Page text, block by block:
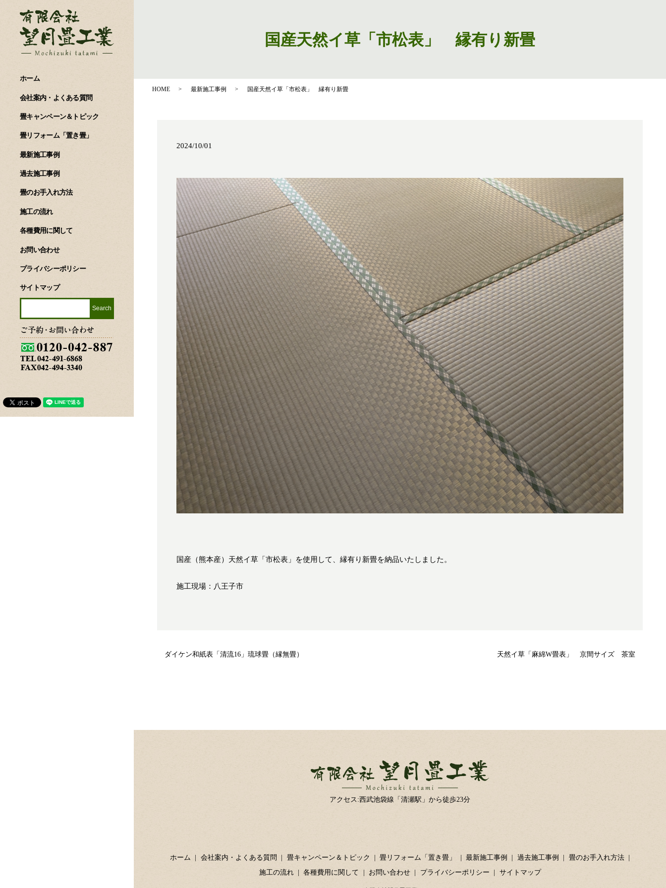
国産天然イ草「市松表」 縁有り新畳
HOME 最新施工事例 国産天然イ草「市松表」 縁有り新畳
2024/10/01
国産（熊本産）天然イ草「市松表」を使用して、縁有り新畳を納品いたしました。
施工現場：八王子市
ダイケン和紙表「清流16」琉球畳（縁無畳） 天然イ草「麻綿W畳表」 京間サイズ 茶室
ホーム
会社案内・よくある質問
畳キャンペーン＆トピック
畳リフォーム「置き畳」
最新施工事例
過去施工事例
畳のお手入れ方法
施工の流れ
各種費用に関して
お問い合わせ
プライバシーポリシー
サイトマップ
アクセス:西武池袋線「清瀬駅」から徒歩23分
ホーム 会社案内・よくある質問 畳キャンペーン＆トピック 畳リフォーム「置き畳」 最新施工事例 過去施工事例
畳のお手入れ方法
施工の流れ
各種費用に関して お問い合わせ プライバシーポリシー サイトマップ